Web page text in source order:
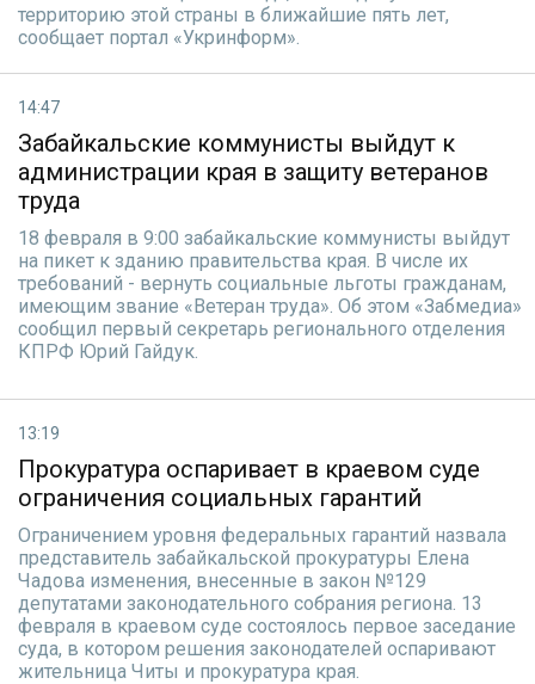
территорию этой страны в ближайшие пять лет,
сообщает портал «Укринформ».
14:47
Забайкальские коммунисты выйдут к
администрации края в защиту ветеранов
труда
18 февраля в 9:00 забайкальские коммунисты выйдут
на пикет к зданию правительства края. В числе их
требований - вернуть социальные льготы гражданам,
имеющим звание «Ветеран труда». Об этом «Забмедиа»
сообщил первый секретарь регионального отделения
КПРФ Юрий Гайдук.
13:19
Прокуратура оспаривает в краевом суде
ограничения социальных гарантий
Ограничением уровня федеральных гарантий назвала
представитель забайкальской прокуратуры Елена
Чадова изменения, внесенные в закон №129
депутатами законодательного собрания региона. 13
февраля в краевом суде состоялось первое заседание
суда, в котором решения законодателей оспаривают
жительница Читы и прокуратура края.